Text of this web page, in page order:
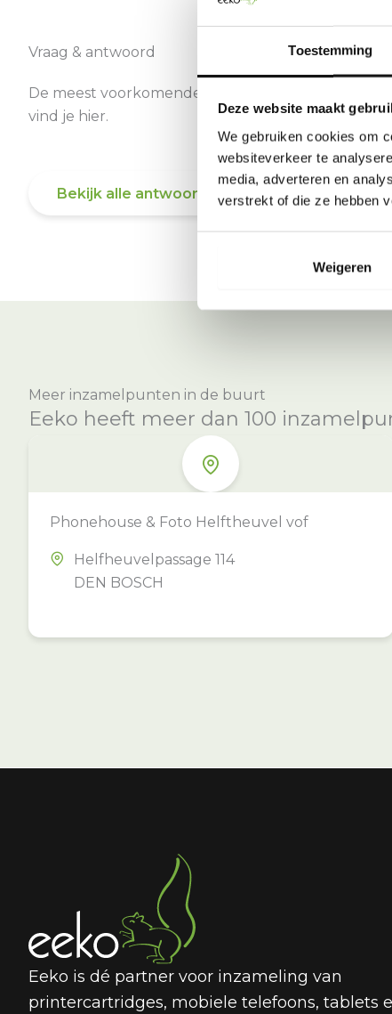
Toestemming
Deze website maakt
We gebruiken cookies om
websiteverkeer te
media, adverteren en
verstrekt of die ze hebben
Weigeren
Vraag & antwoord
De meest voorkomende vragen over onze dienst
vind je hier.
Bekijk alle antwoorden
Meer inzamelpunten in de buurt
Eeko heeft meer dan 100
Phonehouse & Foto Helftheuvel vof
Helfheuvelpassage 114
DEN BOSCH
Eeko is dé partner voor inzameling van
printercartridges, mobiele telefoons, tablets